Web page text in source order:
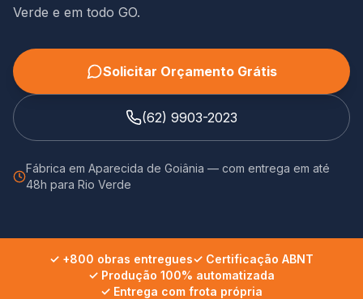
Verde e em todo GO.
Solicitar Orçamento Grátis
(62) 9903-2023
Fábrica em Aparecida de Goiânia — com entrega em até
48h para Rio Verde
✓ +800 obras entregues✓ Certificação ABNT
✓ Produção 100% automatizada
✓ Entrega com frota própria